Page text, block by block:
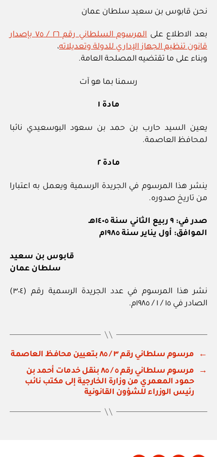
نحن قابوس بن سعيد سلطان عمان
بعد الاطلاع على
المرسوم السلطاني رقم ٢٦ / ٧٥ بإصدار
قانون تنظيم الجهاز الإداري للدولة وتعديلاته،
وبناء على ما تقتضيه المصلحة العامة.
رسمنا بما هو آت
مادة ١
يعين السيد حارب بن حمد بن سعود البوسعيدي نائبا
لمحافظ العاصمة.
مادة ٢
ينشر هذا المرسوم في الجريدة الرسمية ويعمل به اعتبارا
من تاريخ صدوره.
صدر في: ٩ ربيع الثاني سنة ١٤٠٥هـ
الموافق: أول يناير سنة ١٩٨٥م
قابوس بن سعيد
سلطان عمان
نشر هذا المرسوم في عدد الجريدة الرسمية رقم (٣٠٤)
الصادر في ١٥ / ١ / ١٩٨٥م.
←
مرسوم سلطاني رقم ٣ / ٨٥ بتعيين محافظ العاصمة
→
مرسوم سلطاني رقم ٥ / ٨٥ بنقل خدمات أحمد بن
حمود المعمري من وزارة الخارجية إلى مكتب نائب
رئيس الوزراء للشؤون القانونية